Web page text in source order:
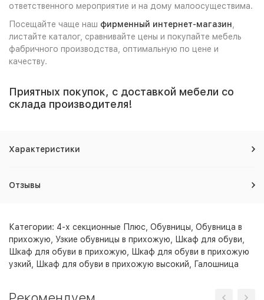
ответственного мероприятие и на дому малоосуществима.
Посещайте чаще наш фирменный интернет-магазин
листайте каталог, сравнивайте цены и покупайте мебель
фабричного производства, оптимальную по цене и
качеству.
Приятных покупок, с доставкой мебели со
склада производителя!
Характеристики
Отзывы
Категории: 4-х секционные Плюс Обувницы Обувница в
прихожую
Узкие обувницы в прихожую Шкаф для обуви
Шкаф для обуви в прихожую
Шкаф для обуви в прихожую
узкий
Шкаф для обуви в прихожую высокий Галошница